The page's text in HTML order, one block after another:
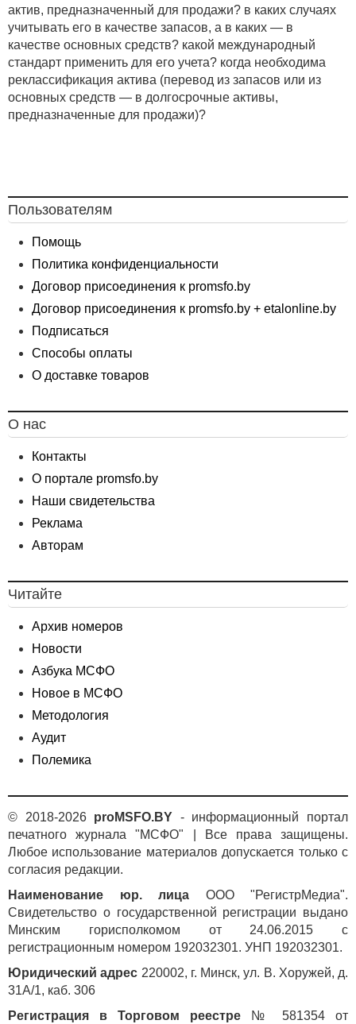
актив, предназначенный для продажи? в каких случаях
учитывать его в качестве запасов, а в каких — в
качестве основных средств? какой международный
стандарт применить для его учета? когда необходима
реклассификация актива (перевод из запасов или из
основных средств — в долгосрочные активы,
предназначенные для продажи)?
Пользователям
Помощь
Политика конфиденциальности
Договор присоединения к promsfo.by
Договор присоединения к promsfo.by + etalonline.by
Подписаться
Способы оплаты
О доставке товаров
О нас
Контакты
О портале promsfo.by
Наши свидетельства
Реклама
Авторам
Читайте
Архив номеров
Новости
Азбука МСФО
Новое в МСФО
Методология
Аудит
Полемика
© 2018-2026 proMSFO.BY - информационный портал
печатного журнала "МСФО" | Все права защищены.
Любое использование материалов допускается только с
согласия редакции.
Наименование юр. лица ООО "РегистрМедиа".
Свидетельство о государственной регистрации выдано
Минским горисполкомом от 24.06.2015 с
регистрационным номером 192032301. УНП 192032301.
Юридический адрес 220002, г. Минск, ул. В. Хоружей, д.
31А/1, каб. 306
Регистрация в Торговом реестре № 581354 от